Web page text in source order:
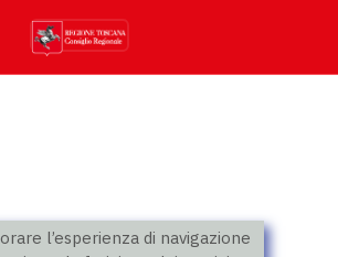
l’esperienza di navigazione